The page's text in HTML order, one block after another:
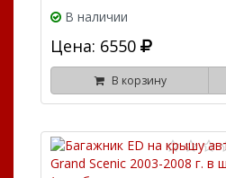
В наличии
Цена: 6550
В корзину